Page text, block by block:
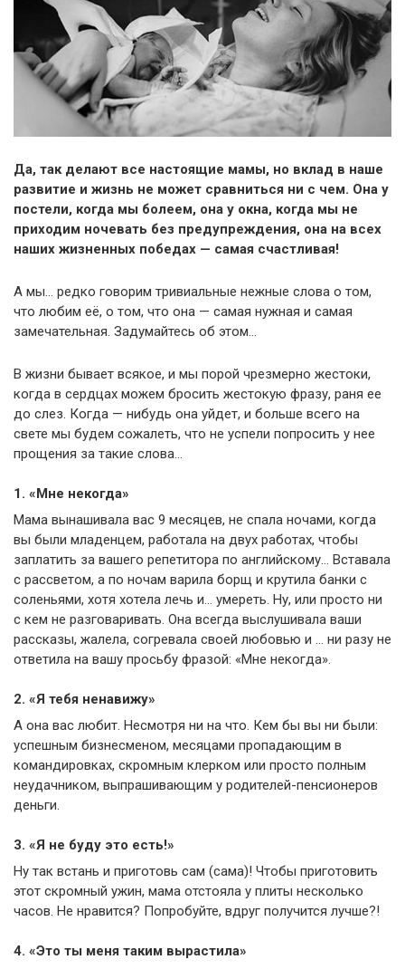
Да, так делают все настоящие мамы, но вклад в наше
развитие и жизнь не может сравниться ни с чем. Она у
постели, когда мы болеем, она у окна, когда мы не
приходим ночевать без предупреждения, она на всех
наших жизненных победах — самая счастливая!
А мы… редко говорим тривиальные нежные слова о том,
что любим её, о том, что она — самая нужная и самая
замечательная. Задумайтесь об этом…
В жизни бывает всякое, и мы порой чрезмерно жестоки,
когда в сердцах можем бросить жестокую фразу, раня ее
до слез. Когда — нибудь она уйдет, и больше всего на
свете мы будем сожалеть, что не успели попросить у нее
прощения за такие слова…
1. «Мне некогда»
Мама вынашивала вас 9 месяцев, не спала ночами, когда
вы были младенцем, работала на двух работах, чтобы
заплатить за вашего репетитора по английскому… Вставала
с рассветом, а по ночам варила борщ и крутила банки с
соленьями, хотя хотела лечь и… умереть. Ну, или просто ни
с кем не разговаривать. Она всегда выслушивала ваши
рассказы, жалела, согревала своей любовью и … ни разу не
ответила на вашу просьбу фразой: «Мне некогда».
2. «Я тебя ненавижу»
А она вас любит. Несмотря ни на что. Кем бы вы ни были:
успешным бизнесменом, месяцами пропадающим в
командировках, скромным клерком или просто полным
неудачником, выпрашивающим у родителей-пенсионеров
деньги.
3. «Я не буду это есть!»
Ну так встань и приготовь сам (сама)! Чтобы приготовить
этот скромный ужин, мама отстояла у плиты несколько
часов. Не нравится? Попробуйте, вдруг получится лучше?!
4. «Это ты меня таким вырастила»